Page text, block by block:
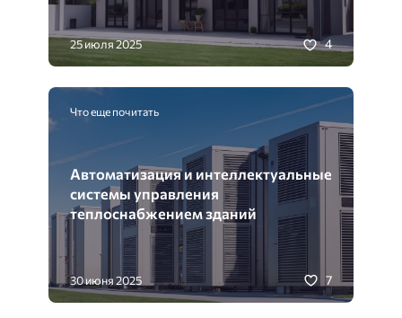
25 июля 2025 4
Что еще почитать
Автоматизация и интеллектуальные
системы управления
теплоснабжением зданий
30 июня 2025 7